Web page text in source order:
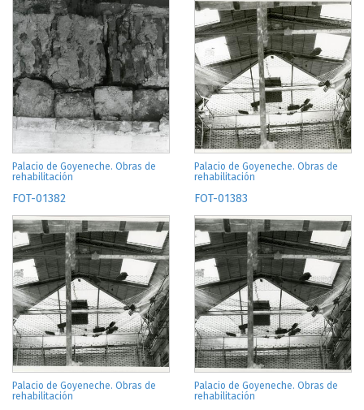
Palacio de Goyeneche. Obras de
rehabilitación
Palacio de Goyeneche. Obras de
rehabilitación
FOT-01382
Palacio de Goyeneche. Obras de
rehabilitación
FOT-01383
Palacio de Goyeneche. Obras de
rehabilitación